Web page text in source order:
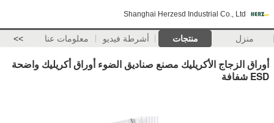
Shanghai Herzesd Industrial Co., Ltd
منزل منتجات أشرطة فيديو معلومات عنا >>
أوراق الزجاج الأكريليك مصنع صناديق الضوء أوراق أكريليك واضحة
ESD شفافة